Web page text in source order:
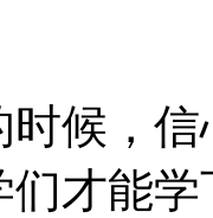
时候，
们才能